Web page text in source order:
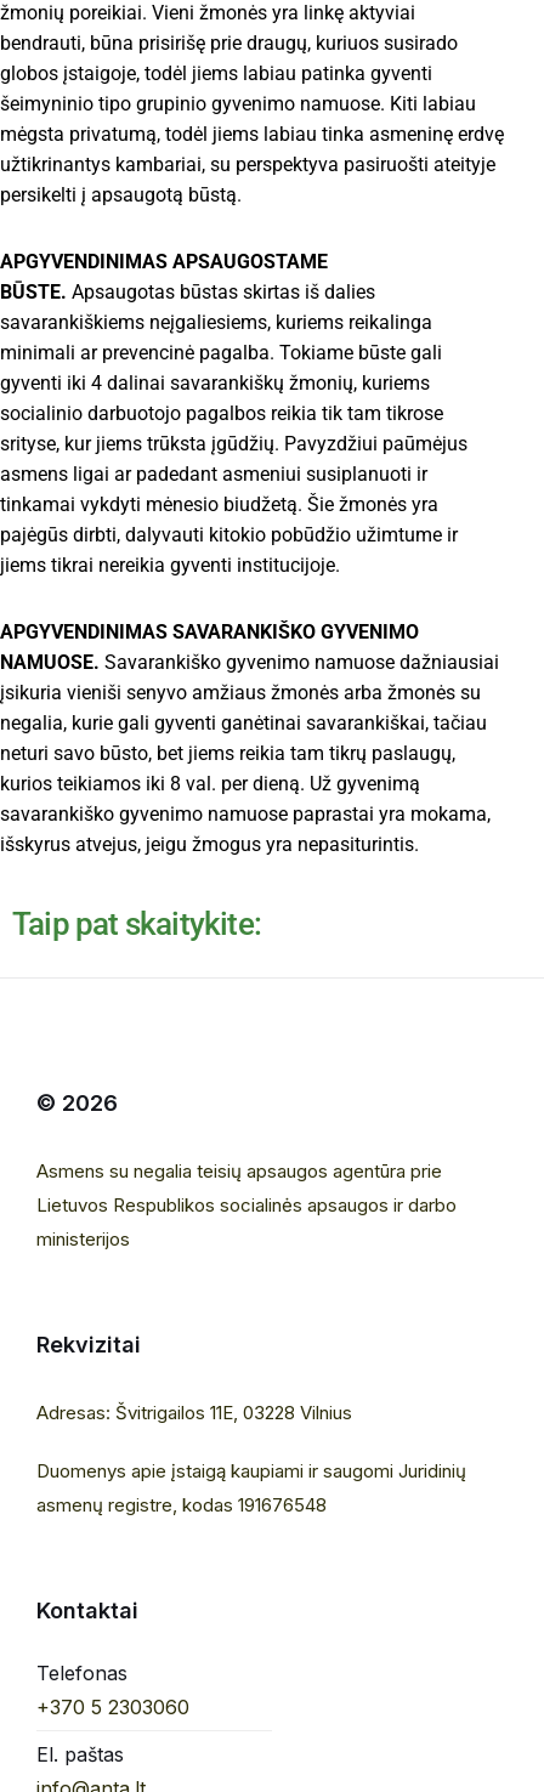
žmonių poreikiai. Vieni žmonės yra linkę aktyviai
bendrauti, būna prisirišę prie draugų, kuriuos susirado
globos įstaigoje, todėl jiems labiau patinka gyventi
šeimyninio tipo grupinio gyvenimo namuose. Kiti labiau
mėgsta privatumą, todėl jiems labiau tinka asmeninę erdvę
užtikrinantys kambariai, su perspektyva pasiruošti ateityje
persikelti į apsaugotą būstą.
APGYVENDINIMAS APSAUGOSTAME
BŪSTE. Apsaugotas būstas skirtas iš dalies
savarankiškiems neįgaliesiems, kuriems reikalinga
minimali ar prevencinė pagalba. Tokiame būste gali
gyventi iki 4 dalinai savarankiškų žmonių, kuriems
socialinio darbuotojo pagalbos reikia tik tam tikrose
srityse, kur jiems trūksta įgūdžių. Pavyzdžiui paūmėjus
asmens ligai ar padedant asmeniui susiplanuoti ir
tinkamai vykdyti mėnesio biudžetą. Šie žmonės yra
pajėgūs dirbti, dalyvauti kitokio pobūdžio užimtume ir
jiems tikrai nereikia gyventi institucijoje.
APGYVENDINIMAS SAVARANKIŠKO GYVENIMO
NAMUOSE. Savarankiško gyvenimo namuose dažniausiai
įsikuria vieniši senyvo amžiaus žmonės arba žmonės su
negalia, kurie gali gyventi ganėtinai savarankiškai, tačiau
neturi savo būsto, bet jiems reikia tam tikrų paslaugų,
kurios teikiamos iki 8 val. per dieną. Už gyvenimą
savarankiško gyvenimo namuose paprastai yra mokama,
išskyrus atvejus, jeigu žmogus yra nepasiturintis.
Taip pat skaitykite:
© 2026
Asmens su negalia teisių apsaugos agentūra prie
Lietuvos Respublikos socialinės apsaugos ir darbo
ministerijos
Rekvizitai
Adresas: Švitrigailos 11E, 03228 Vilnius
Duomenys apie įstaigą kaupiami ir saugomi Juridinių
asmenų registre, kodas 191676548
Kontaktai
Telefonas
+370 5 2303060
El. paštas